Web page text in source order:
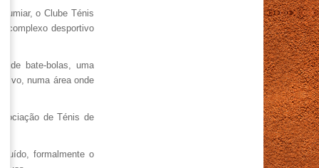
o Clube Ténis
complexo desportivo
bate-bolas, uma
numa área onde
de Ténis de
formalmente o